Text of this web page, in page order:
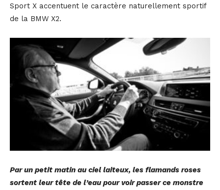
Sport X accentuent le caractère naturellement sportif
de la BMW X2.
Par un petit matin au ciel laiteux, les flamands roses
sortent leur tête de l’eau pour voir passer ce monstre